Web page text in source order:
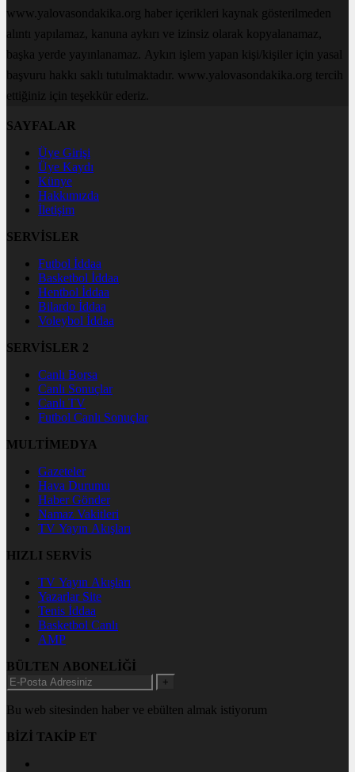
www.yalovasondakika.org haber içerikleri kaynak gösterilmeden
alıntı yapılamaz, kanuna aykırı ve izinsiz olarak kopyalanamaz,
başka yerde yayınlanamaz. Aykırı işlem yapan kişi/kişiler için yasal
başvuru hakkı saklı tutulmaktadır. www.yalovasondakika.org tercih
ettiğiniz için teşekkür ederiz.
SAYFALAR
Üye Girişi
Üye Kaydı
Künye
Hakkımızda
İletişim
SERVİSLER
Futbol İddaa
Basketbol İddaa
Hentbol İddaa
Bilardo İddaa
Voleybol İddaa
SERVİSLER 2
Canlı Borsa
Canlı Sonuçlar
Canlı TV
Futbol Canlı Sonuçlar
MULTİMEDYA
Gazeteler
Hava Durumu
Haber Gönder
Namaz Vakitleri
TV Yayın Akışları
HIZLI SERVİS
TV Yayın Akışları
Yazarlar Site
Tenis İddaa
Basketbol Canlı
AMP
BÜLTEN ABONELİĞİ
+
Bu web sitesinden haber ve ebülten almak istiyorum
BİZİ TAKİP ET